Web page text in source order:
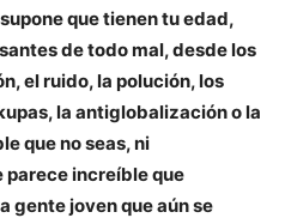
que tienen tu edad,
de todo mal, desde los
el ruido, la polución, los
la antiglobalización o la
que no seas, ni
parece increíble que
gente joven que aún se